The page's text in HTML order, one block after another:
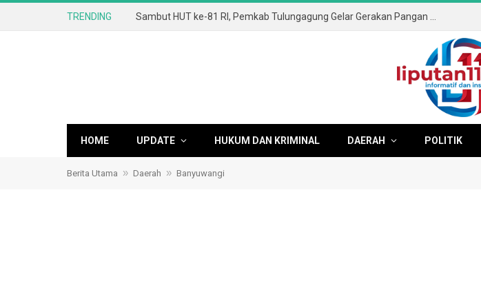
TRENDING
HOME UPDATE HUKUM DAN KRIMINAL DAERAH POLITIK
Berita Utama » Daerah » Banyuwangi